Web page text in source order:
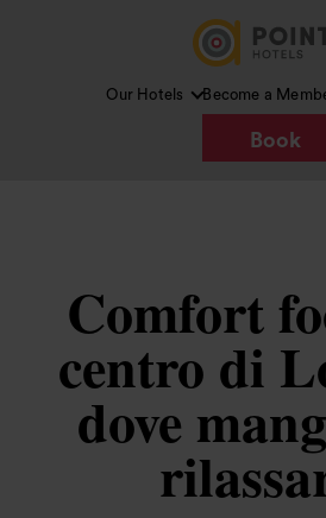
Our Hotels Become a
Book
Comfort
centro di
dove